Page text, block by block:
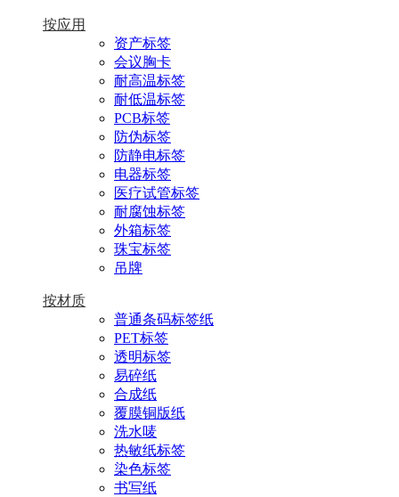
按应用
资产标签
会议胸卡
耐高温标签
耐低温标签
PCB标签
防伪标签
防静电标签
电器标签
医疗试管标签
耐腐蚀标签
外箱标签
珠宝标签
吊牌
按材质
普通条码标签纸
PET标签
透明标签
易碎纸
合成纸
覆膜铜版纸
洗水唛
热敏纸标签
染色标签
书写纸